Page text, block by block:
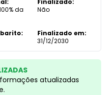
da
Finalizado:
Não
Finalizado em:
31/12/2030
atualizadas